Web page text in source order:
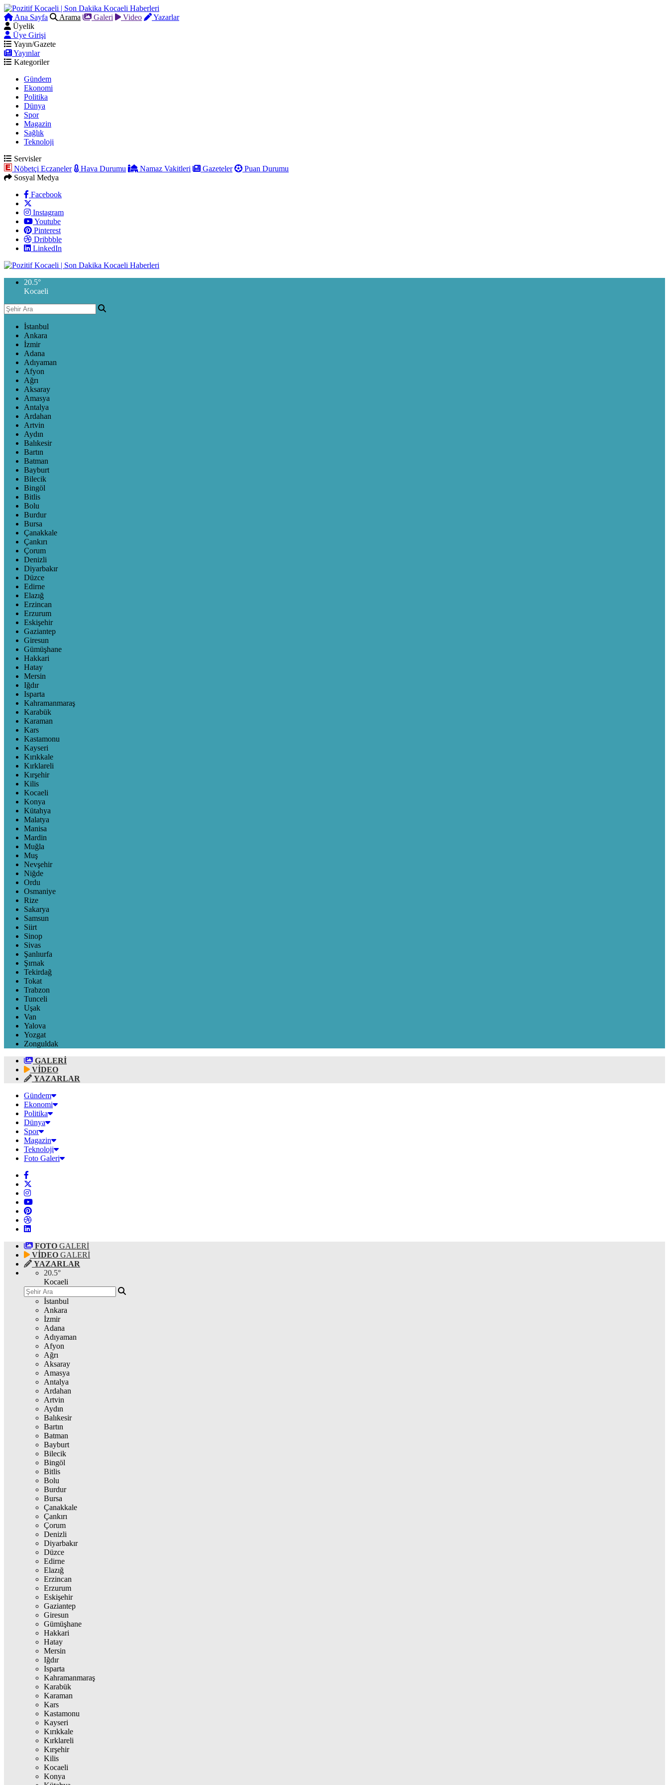
Ana Sayfa Arama Galeri Video
Yazarlar
Üyelik
Üye Girişi
Yayın/Gazete
Yayınlar
Kategoriler
Gündem
Ekonomi
Politika
Dünya
Spor
Magazin
Sağlık
Teknoloji
Servisler
Nöbetçi Eczaneler
Hava Durumu Namaz Vakitleri Gazeteler
Puan Durumu
Sosyal Medya
Facebook
Instagram
Youtube
Pinterest
Dribbble
LinkedIn
20.5°
Kocaeli
İstanbul
Ankara
İzmir
Adana
Adıyaman
Afyon
Ağrı
Aksaray
Amasya
Antalya
Ardahan
Artvin
Aydın
Balıkesir
Bartın
Batman
Bayburt
Bilecik
Bingöl
Bitlis
Bolu
Burdur
Bursa
Çanakkale
Çankırı
Çorum
Denizli
Diyarbakır
Düzce
Edirne
Elazığ
Erzincan
Erzurum
Eskişehir
Gaziantep
Giresun
Gümüşhane
Hakkari
Hatay
Mersin
Iğdır
Isparta
Kahramanmaraş
Karabük
Karaman
Kars
Kastamonu
Kayseri
Kırıkkale
Kırklareli
Kırşehir
Kilis
Kocaeli
Konya
Kütahya
Malatya
Manisa
Mardin
Muğla
Muş
Nevşehir
Niğde
Ordu
Osmaniye
Rize
Sakarya
Samsun
Siirt
Sinop
Sivas
Şanlıurfa
Şırnak
Tekirdağ
Tokat
Trabzon
Tunceli
Uşak
Van
Yalova
Yozgat
Zonguldak
GALERİ
VİDEO
YAZARLAR
Gündem
Ekonomi
Politika
Dünya
Spor
Magazin
Teknoloji
Foto Galeri
FOTO GALERİ
VİDEO GALERİ
YAZARLAR
20.5°
Kocaeli
İstanbul
Ankara
İzmir
Adana
Adıyaman
Afyon
Ağrı
Aksaray
Amasya
Antalya
Ardahan
Artvin
Aydın
Balıkesir
Bartın
Batman
Bayburt
Bilecik
Bingöl
Bitlis
Bolu
Burdur
Bursa
Çanakkale
Çankırı
Çorum
Denizli
Diyarbakır
Düzce
Edirne
Elazığ
Erzincan
Erzurum
Eskişehir
Gaziantep
Giresun
Gümüşhane
Hakkari
Hatay
Mersin
Iğdır
Isparta
Kahramanmaraş
Karabük
Karaman
Kars
Kastamonu
Kayseri
Kırıkkale
Kırklareli
Kırşehir
Kilis
Kocaeli
Konya